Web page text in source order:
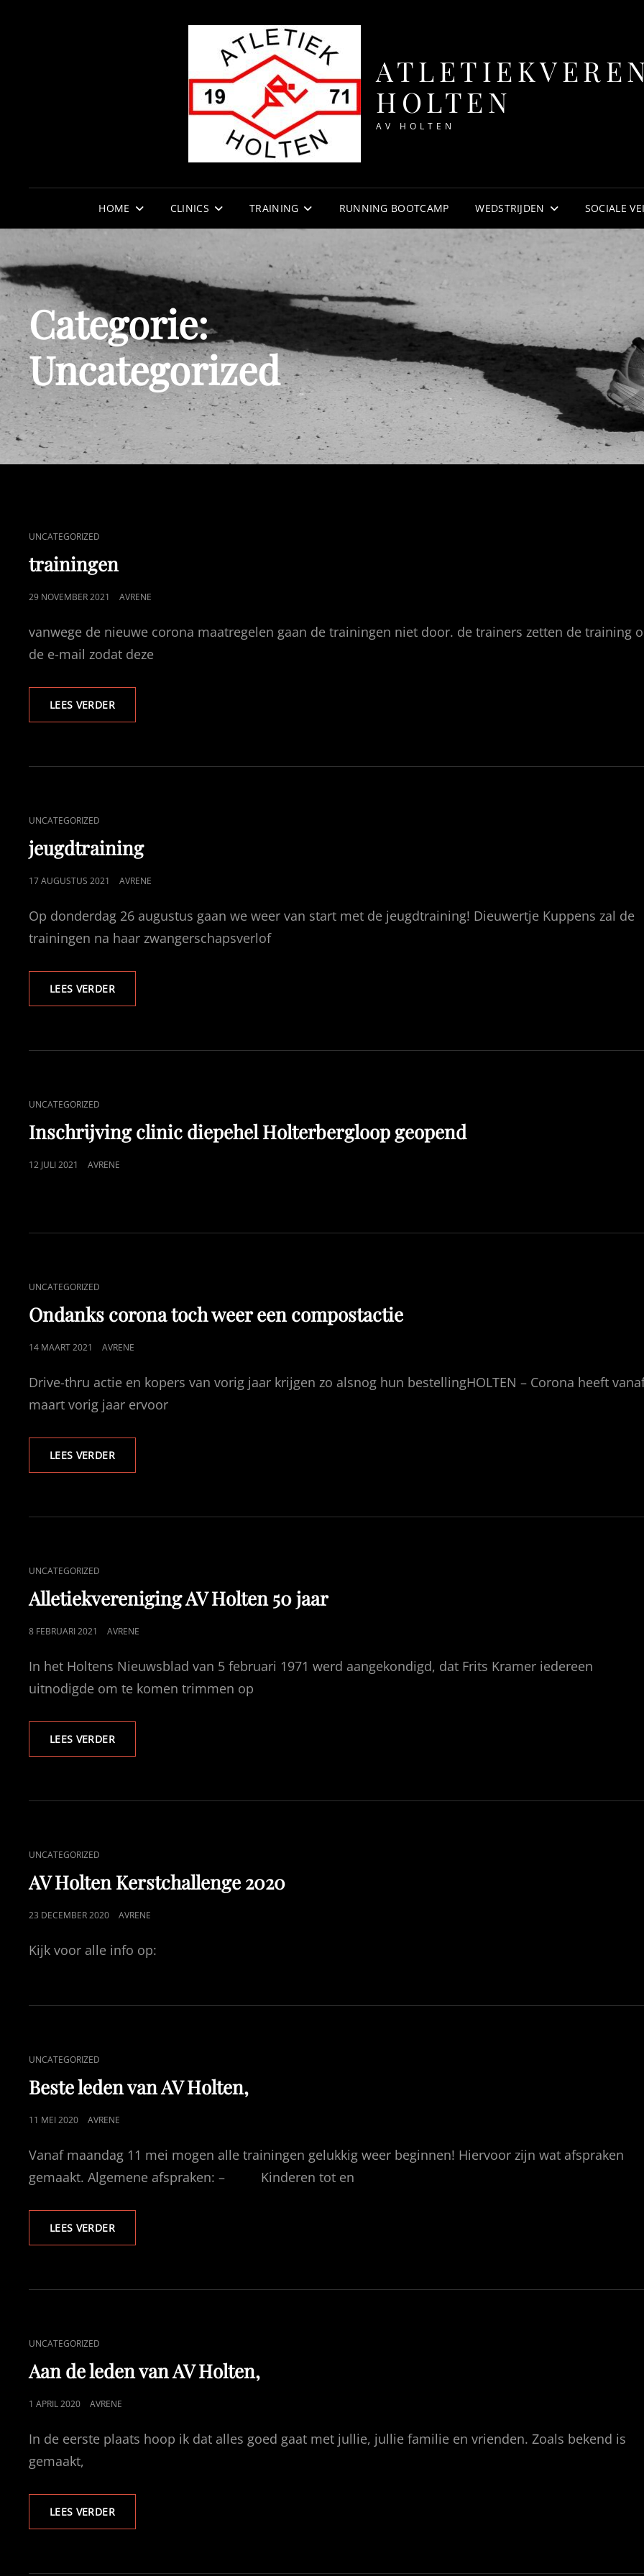
HOLTEN
AV HOLTEN
HOME CLINICS TRAINING RUNNING BOOTCAMP WEDSTRIJDEN SOCIALE
Categorie:
Uncategorized
CAT
UNCATEGORIZED
trainingen
GEPUBLICEERD
29 NOVEMBER 2021 AVRENE
vanwege de nieuwe corona maatregelen gaan de trainingen niet door. de trainers zetten de training
de e-mail zodat deze
LEES VERDERTRAININGEN
CAT
LINKS
UNCATEGORIZED
jeugdtraining
GEPUBLICEERD
17 AUGUSTUS 2021 AVRENE
Op donderdag 26 augustus gaan we weer van start met de jeugdtraining! Dieuwertje Kuppens zal de
trainingen na haar zwangerschapsverlof
LEES VERDERJEUGDTRAINING
CAT
LINKS
UNCATEGORIZED
Inschrijving clinic diepehel Holterbergloop geopend
GEPUBLICEERD
12 JULI 2021 AVRENE
CAT
LINKS
UNCATEGORIZED
Ondanks corona toch weer een compostactie
GEPUBLICEERD
14 MAART 2021 AVRENE
Drive-thru actie en kopers van vorig jaar krijgen zo alsnog hun bestellingHOLTEN – Corona heeft
maart vorig jaar ervoor
LEES VERDERONDANKS
CORONA
EEN
CAT
LINKS
UNCATEGORIZED
Alletiekvereniging AV Holten 50 jaar
GEPUBLICEERD
8 FEBRUARI 2021 AVRENE
In het Holtens Nieuwsblad van 5 februari 1971 werd aangekondigd, dat Frits Kramer iedereen
uitnodigde om te komen trimmen op
LEES VERDERALLETIEKVERENIGING
AV
JAAR
CAT
LINKS
UNCATEGORIZED
AV Holten Kerstchallenge 2020
GEPUBLICEERD
23 DECEMBER 2020 AVRENE
Kijk voor alle info op:
CAT
LINKS
UNCATEGORIZED
Beste leden van AV Holten,
GEPUBLICEERD
11 MEI 2020 AVRENE
Vanaf maandag 11 mei mogen alle trainingen gelukkig weer beginnen! Hiervoor zijn wat afspraken
gemaakt. Algemene afspraken: – Kinderen tot en
LEES VERDERBESTE
LEDEN
HOLTEN,
CAT
LINKS
UNCATEGORIZED
Aan de leden van AV Holten,
GEPUBLICEERD
1 APRIL 2020 AVRENE
In de eerste plaats hoop ik dat alles goed gaat met jullie, jullie familie en vrienden. Zoals bekend is
gemaakt,
LEES VERDERAAN
DE
AV